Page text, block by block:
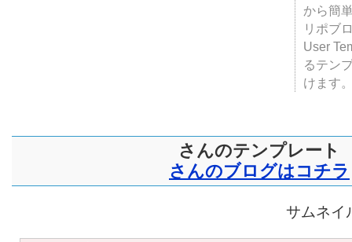
から簡
リポブ
User
るテン
けます
さんのテンプレート
さんのブログはコチラ
サムネイ